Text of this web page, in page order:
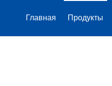
Главная Продукты